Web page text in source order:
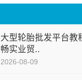
大型轮胎批发平台教
畅实业贸..
2026-08-09